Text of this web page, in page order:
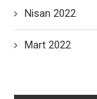
Nisan 2022
Mart 2022